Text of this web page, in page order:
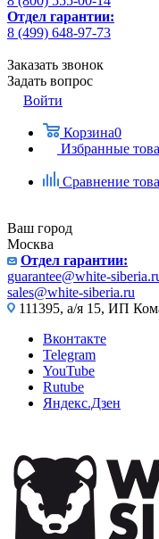
Отдел гарантии:
8 (499) 648-97-73
Заказать звонок
Задать вопрос
Войти
Корзина0
Избранные
Сравнение
Ваш город
Москва
Отдел гарантии:
guarantee@white-
sales@white-siberia.ru
111395, а/я 15, ИП
Вконтакте
Telegram
YouTube
Rutube
Яндекс.Дзен